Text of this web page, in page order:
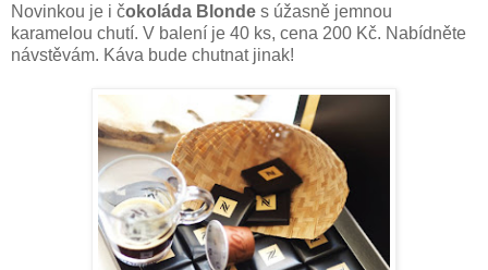
Novinkou je i čokoláda Blonde s úžasně jemnou
karamelou chutí. V balení je 40 ks, cena 200 Kč. Nabídněte
návstěvám. Káva bude chutnat jinak!